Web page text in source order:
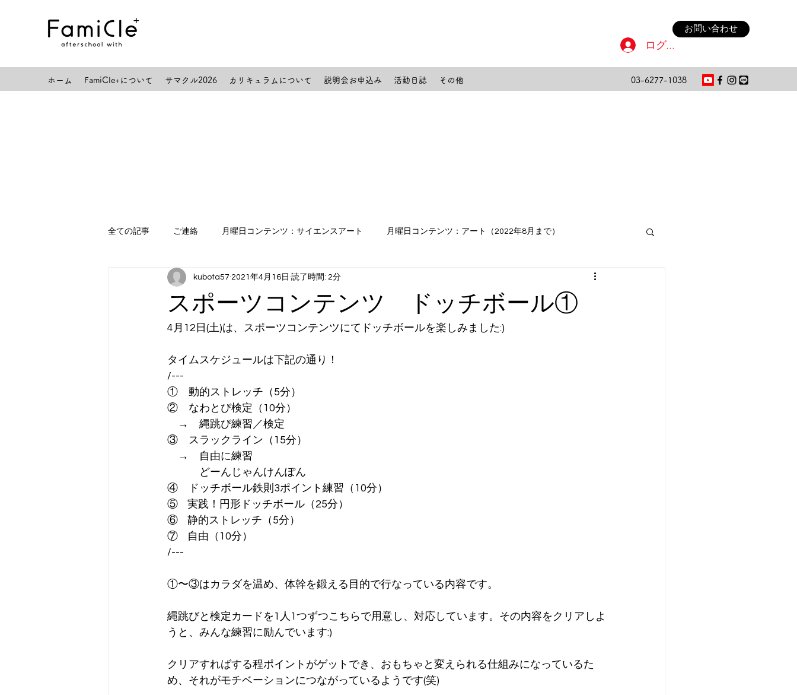
お問い合わせ
ホーム FamiCle+について サマクル2026 カリキュラムについて 説明会お申込み 活動日誌 その他 03-6277-1038
ログイン
全ての記事 ご連絡 月曜日コンテンツ：サイエンスアート 月曜日コンテンツ：アート（2022年8月まで）
月曜日コンテンツ：スポーツ（2021月6月末まで） 水曜日コンテンツ：プログラミング etc
木曜日コンテンツ：アート 金曜日コンテンツ：英語② 長期休み時スクール：サマクル etc
スポーツコンテンツ ドッチボール①
kubota57 2021年4月16日 読了時間: 2分
4月12日(土)は、スポーツコンテンツにてドッチボールを楽しみました:)
タイムスケジュールは下記の通り！
/---
①　動的ストレッチ（5分）
②　なわとび検定（10分）
→　縄跳び練習／検定
③　スラックライン（15分）
→　自由に練習
どーんじゃんけんぽん
④　ドッチボール鉄則3ポイント練習（10分）
⑤    実践！円形ドッチボール（25分）
⑥    静的ストレッチ（5分）
⑦    自由（10分）
/---
①〜③はカラダを温め、体幹を鍛える目的で行なっている内容です。
縄跳びと検定カードを1人1つずつこちらで用意し、対応しています。その内容をクリアしよ
うと、みんな練習に励んでいます:)
クリアすればする程ポイントがゲットでき、おもちゃと変えられる仕組みになっているた
め、それがモチベーションにつながっているようです(笑)